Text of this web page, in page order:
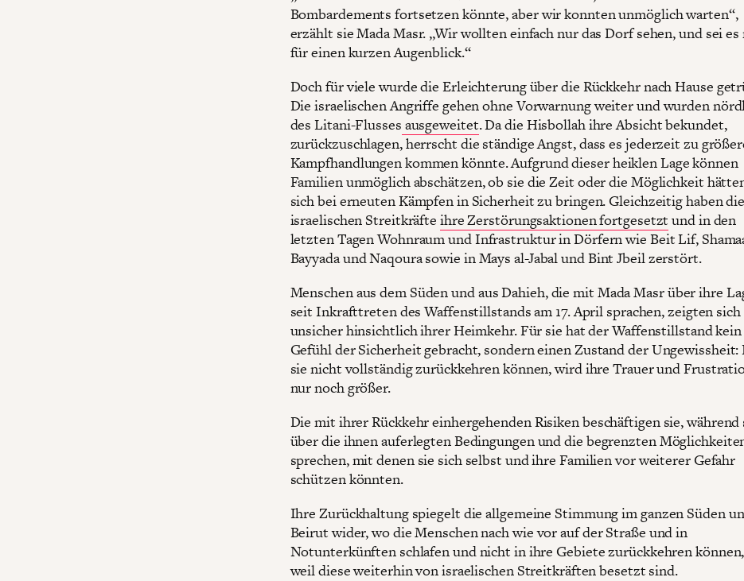
Bombardements fortsetzen könnte, aber wir konnten unmöglich warten“,
erzählt sie Mada Masr. „Wir wollten einfach nur das Dorf sehen, und sei
für einen kurzen Augenblick.“
Doch für viele wurde die Erleichterung über die Rückkehr nach Hause
Die israelischen Angriffe gehen ohne Vorwarnung weiter und wurden
des Litani-Flusses ausgeweitet. Da die Hisbollah ihre Absicht bekundet,
zurückzuschlagen, herrscht die ständige Angst, dass es jederzeit zu
Kampfhandlungen kommen könnte. Aufgrund dieser heiklen Lage können
Familien unmöglich abschätzen, ob sie die Zeit oder die Möglichkeit
sich bei erneuten Kämpfen in Sicherheit zu bringen. Gleichzeitig haben die
israelischen Streitkräfte ihre Zerstörungsaktionen fortgesetzt und in den
letzten Tagen Wohnraum und Infrastruktur in Dörfern wie Beit Lif,
Bayyada und Naqoura sowie in Mays al-Jabal und Bint Jbeil zerstört.
Menschen aus dem Süden und aus Dahieh, die mit Mada Masr über ihre
seit Inkrafttreten des Waffenstillstands am 17. April sprachen, zeigten sich
unsicher hinsichtlich ihrer Heimkehr. Für sie hat der Waffenstillstand kein
Gefühl der Sicherheit gebracht, sondern einen Zustand der Ungewissheit:
sie nicht vollständig zurückkehren können, wird ihre Trauer und
nur noch größer.
Die mit ihrer Rückkehr einhergehenden Risiken beschäftigen sie, während
über die ihnen auferlegten Bedingungen und die begrenzten
sprechen, mit denen sie sich selbst und ihre Familien vor weiterer Gefahr
schützen könnten.
Ihre Zurückhaltung spiegelt die allgemeine Stimmung im ganzen Süden
Beirut wider, wo die Menschen nach wie vor auf der Straße und in
Notunterkünften schlafen und nicht in ihre Gebiete zurückkehren können,
weil diese weiterhin von israelischen Streitkräften besetzt sind.